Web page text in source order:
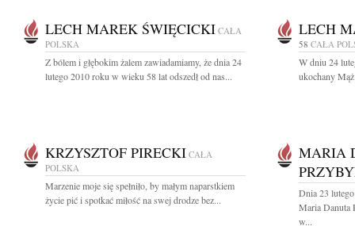
LECH MAREK ŚWIĘCICKI CAŁA
POLSKA
Z bólem i głębokim żalem zawiadamiamy, że dnia 24
lutego 2010 roku w wieku 58 lat odszedł od nas...
LECH
58 CAŁA
W dniu 24
ukochany
KRZYSZTOF PIRECKI CAŁA
POLSKA
Marzenie moje się spełniło, by małym naparstkiem
życie pić i spotkać miłość na swej drodze bez...
MARIA
Dnia 23
Maria Danuta
w...